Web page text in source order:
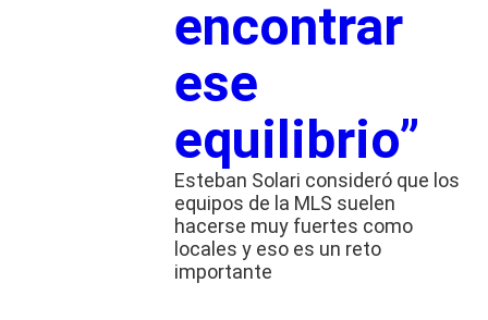
encontrar
ese
equilibrio”
Esteban Solari consideró que los
equipos de la MLS suelen
hacerse muy fuertes como
locales y eso es un reto
importante